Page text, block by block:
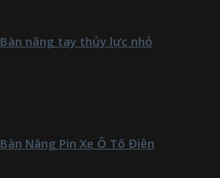
Bàn nâng tay thủy lực nhỏ
Bàn Nâng Pin Xe Ô Tô Điện